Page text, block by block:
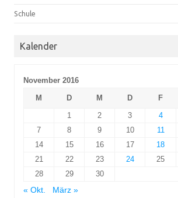
Schule
Kalender
November 2016
M
D M D F
1
2 3 4
7
8 9 10 11
14
15 16 17 18
21
22 23 24 25
28
29
30
« Okt.
März »